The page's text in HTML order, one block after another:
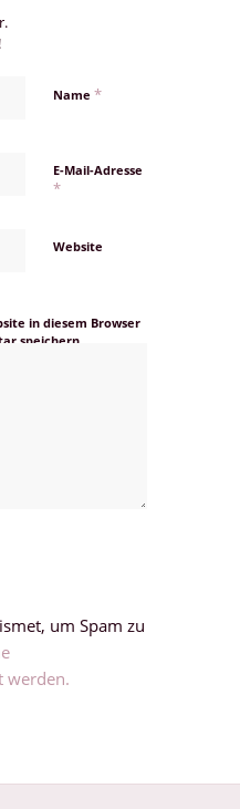
Name *
E-Mail-Adresse
*
Website
in diesem Browser
speichern.
um Spam zu
werden.